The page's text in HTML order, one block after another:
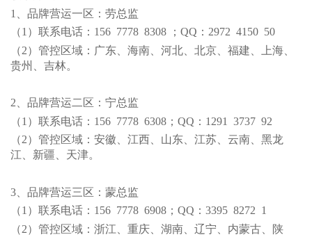
1、品牌营运一区：劳总监
（1）联系电话：156 7778 8308 ；QQ：2972 4150 50
（2）管控区域：广东、海南、河北、北京、福建、上海、
贵州、吉林。
2、品牌营运二区：宁总监
（1）联系电话：156 7778 6308；QQ：1291 3737 92
（2）管控区域：安徽、江西、山东、江苏、云南、黑龙
江、新疆、天津。
3、品牌营运三区：蒙总监
（1）联系电话：156 7778 6908；QQ：3395 8272 1
（2）管控区域：浙江、重庆、湖南、辽宁、内蒙古、陕